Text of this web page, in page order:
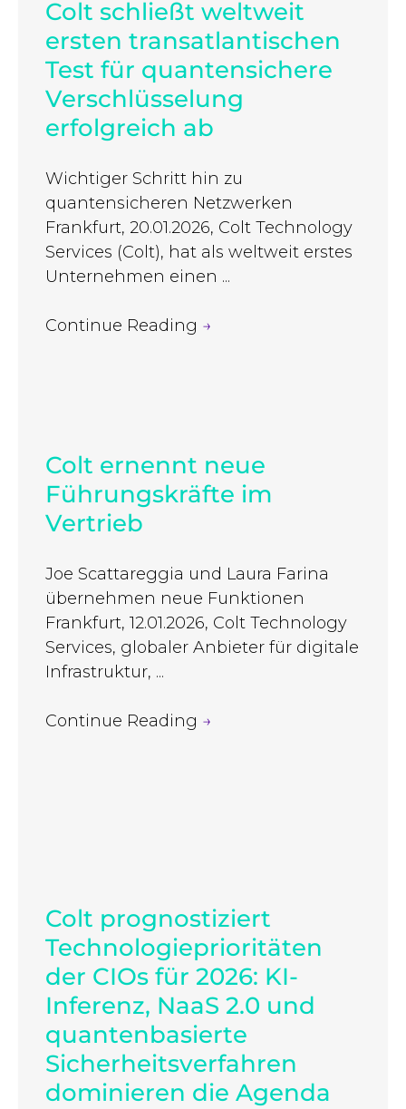
Colt schließt weltweit
ersten transatlantischen
Test für quantensichere
Verschlüsselung
erfolgreich ab
Wichtiger Schritt hin zu
quantensicheren Netzwerken
Frankfurt, 20.01.2026, Colt Technology
Services (Colt), hat als weltweit erstes
Unternehmen einen ...
Continue Reading →
Colt ernennt neue
Führungskräfte im
Vertrieb
Joe Scattareggia und Laura Farina
übernehmen neue Funktionen
Frankfurt, 12.01.2026, Colt Technology
Services, globaler Anbieter für digitale
Infrastruktur, ...
Continue Reading →
Colt prognostiziert
Technologieprioritäten
der CIOs für 2026: KI-
Inferenz, NaaS 2.0 und
quantenbasierte
Sicherheitsverfahren
dominieren die Agenda